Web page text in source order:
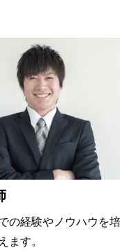
の経験やノウハウを
ます。